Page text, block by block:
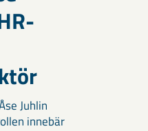
Juhlin
innebär